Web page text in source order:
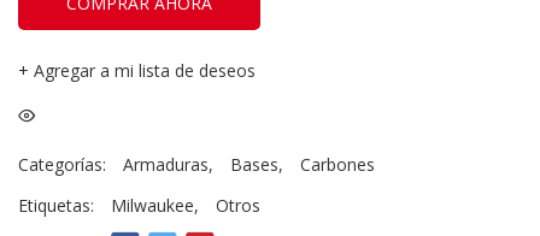
+ Agregar a mi lista de deseos
Categorías: Armaduras, Bases,
Carbones
Etiquetas:
Milwaukee, Otros